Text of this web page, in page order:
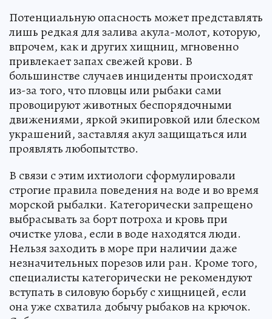
Потенциальную опасность может представлять
лишь редкая для залива акула-молот, которую,
впрочем, как и других хищниц, мгновенно
привлекает запах свежей крови. В
большинстве случаев инциденты происходят
из-за того, что пловцы или рыбаки сами
провоцируют животных беспорядочными
движениями, яркой экипировкой или блеском
украшений, заставляя акул защищаться или
проявлять любопытство.
В связи с этим ихтиологи сформулировали
строгие правила поведения на воде и во время
морской рыбалки. Категорически запрещено
выбрасывать за борт потроха и кровь при
очистке улова, если в воде находятся люди.
Нельзя заходить в море при наличии даже
незначительных порезов или ран. Кроме того,
специалисты категорически не рекомендуют
вступать в силовую борьбу с хищницей, если
она уже схватила добычу рыбаков на крючок.